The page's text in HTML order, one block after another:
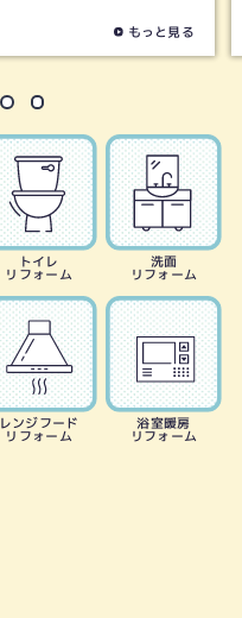
もっと見る
トイレ
リフォーム
洗面
リフォーム
レンジフード
リフォーム
浴室暖房
リフォーム